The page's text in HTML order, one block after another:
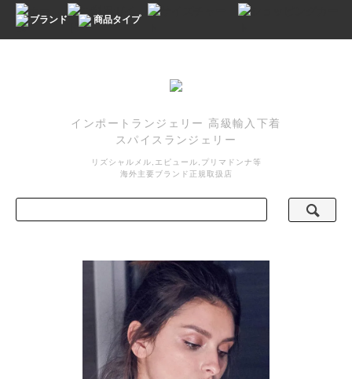
ブランド 商品タイプ
インポートランジェリー 高級輸入下着
スパイスランジェリー
リズシャルメル,エピュール,プリマドンナ等
海外主要ブランド正規取扱店